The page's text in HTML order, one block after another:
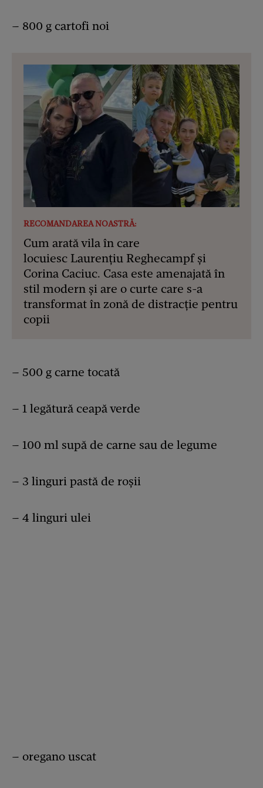
– 800 g cartofi noi
RECOMANDAREA NOASTRĂ:
Cum arată vila în care
locuiesc Laurențiu Reghecampf și
Corina Caciuc. Casa este amenajată în
stil modern și are o curte care s-a
transformat în zonă de distracție pentru
copii
– 500 g carne tocată
– 1 legătură ceapă verde
– 100 ml supă de carne sau de legume
– 3 linguri pastă de roşii
– 4 linguri ulei
– oregano uscat